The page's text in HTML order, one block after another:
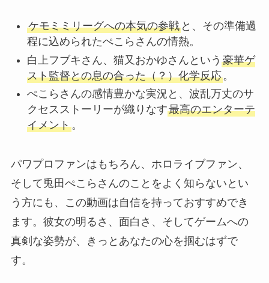
ケモミミリーグへの本気の参戦と、その準備過
程に込められたぺこらさんの情熱。
白上フブキさん、猫又おかゆさんという 豪華ゲ
スト監督との息の合った（？）化学反応。
ぺこらさんの感情豊かな実況と、波乱万丈のサ
クセスストーリーが織りなす最高のエンターテ
イメント。
パワプロファンはもちろん、ホロライブファン、
そして兎田ぺこらさんのことをよく知らないとい
う方にも、この動画は自信を持っておすすめでき
ます。彼女の明るさ、面白さ、そしてゲームへの
真剣な姿勢が、きっとあなたの心を掴むはずで
す。